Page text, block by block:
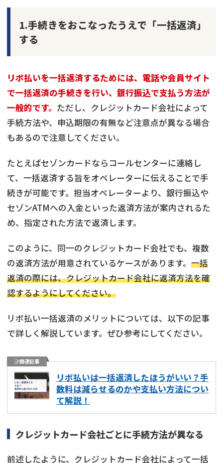
1.手続きをおこなったうえで「一括返済」
する
リボ払いを一括返済するためには、電話や会員サイト
で一括返済の手続きを行い、銀行振込で支払う方法が
一般的です。 ただし、クレジットカード会社によって
手続方法や、申込期限の有無など注意点が異なる場合
もあるので注意してください。
たとえばセゾンカードならコールセンターに連絡し
て、一括返済する旨をオペレーターに伝えることで手
続きが可能です。担当オペレーターより、銀行振込や
セゾンATMへの入金といった返済方法が案内されるた
め、指定された方法で返済します。
このように、同一のクレジットカード会社でも、複数
の返済方法が用意されているケースがあります。 一括
返済の際には、クレジットカード会社に返済方法を確
認するようにしてください。
リボ払い一括返済のメリットについては、以下の記事
で詳しく解説しています。ぜひ参考にしてください。
関連記事
リボ払いは一括返済したほうがいい？手
数料は減らせるのかや支払い方法につい
て解説！
クレジットカード会社ごとに手続方法が異なる
前述したように、クレジットカード会社によって一括